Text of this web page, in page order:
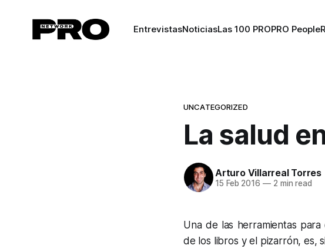
EntrevistasNoticiasLas 100 PROPRO People
UNCATEGORIZED
La salud
Arturo Villarreal Torres
15 Feb 2016 —2 min read
Una de las herramientas
de los libros y el pizarrón, es,